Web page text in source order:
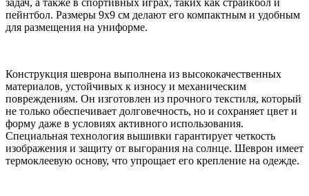
пейнтбол. Размеры 9x9 см делают его компактным и удобным
для размещения на униформе.
Конструкция шеврона выполнена из высококачественных
материалов, устойчивых к износу и механическим
повреждениям. Он изготовлен из прочного текстиля, который
не только обеспечивает долговечность, но и сохраняет цвет и
форму даже в условиях активного использования.
Специальная технология вышивки гарантирует четкость
изображения и защиту от выгорания на солнце. Шеврон имеет
термоклеевую основу, что упрощает его крепление на одежде.